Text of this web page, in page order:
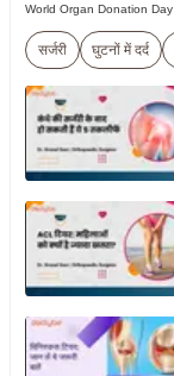
World Organ Donation Day
सर्जरी घुटनों में दर्द